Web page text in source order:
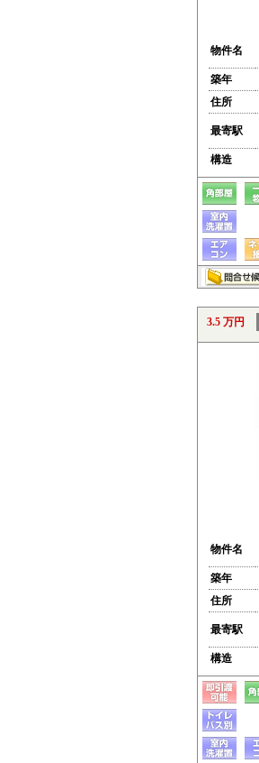
物件名
築年
住所
最寄駅
構造
3.5 万円
物件名
築年
住所
最寄駅
構造